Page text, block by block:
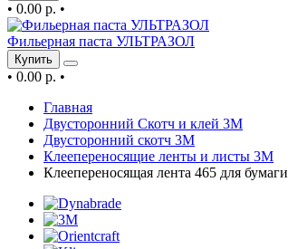
• 0.00 р. •
Фильерная паста УЛЬТРАЗОЛ
Купить
• 0.00 р. •
Главная
Двусторонний Скотч и клей 3М
Двусторонний скотч 3М
Клеепереносящие ленты и листы 3М
Клеепереносящая лента 465 для бумаги